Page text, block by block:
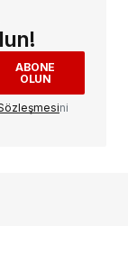
ABONE
OLUN
ni